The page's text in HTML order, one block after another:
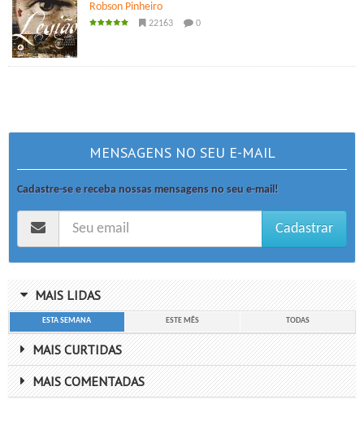
Robson Pinheiro
22163 0
MENSAGENS NO SEU E-MAIL
Cadastre-se e receba nossas mensagens no seu e-mail!
Cadastrar
MAIS LIDAS
ESTA SEMANA ESTE MÊS TODAS
MAIS CURTIDAS
MAIS COMENTADAS